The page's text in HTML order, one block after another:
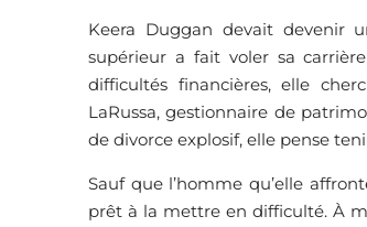
Keera Duggan devait devenir
supérieur a fait voler sa
difficultés financières, elle
LaRussa, gestionnaire de
de divorce explosif, elle pense
Sauf que l’homme qu’elle
prêt à la mettre en difficulté. À